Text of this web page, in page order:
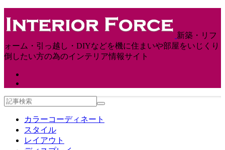
新築・リフ
ォーム・引っ越し・DIYなどを機に住まいや部屋をいじくり
倒したい方の為のインテリア情報サイト
カラーコーディネート
スタイル
レイアウト